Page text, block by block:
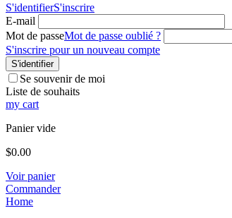
S'identifierS'inscrire
E-mail
Mot de passeMot de passe oublié ?
S'inscrire pour un nouveau compte
S'identifier
Se souvenir de moi
Liste de souhaits
my cart
Panier vide
$0.00
Voir panier
Commander
Home